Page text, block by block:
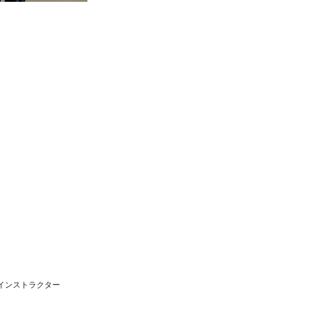
ンストラクター